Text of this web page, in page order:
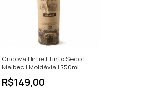
Cricova Hirtie | Tinto Seco |
Malbec | Moldávia | 750ml
R$149,00